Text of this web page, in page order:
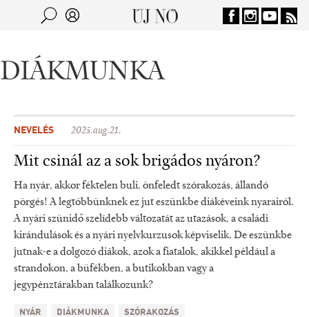
Jump to navigation
DIÁKMUNKA
NEVELÉS 2025.aug.21.
Mit csinál az a sok brigádos nyáron?
Ha nyár, akkor féktelen buli, önfeledt szórakozás, állandó
pörgés! A legtöbbünknek ez jut eszünkbe diákéveink nyarairól.
A nyári szünidő szelídebb változatát az utazások, a családi
kirándulások és a nyári nyelvkurzusok képviselik. De eszünkbe
jutnak-e a dolgozó diákok, azok a fiatalok, akikkel például a
strandokon, a büfékben, a butikokban vagy a
jegypénztárakban találkozunk?
NYÁR DIÁKMUNKA SZÓRAKOZÁS